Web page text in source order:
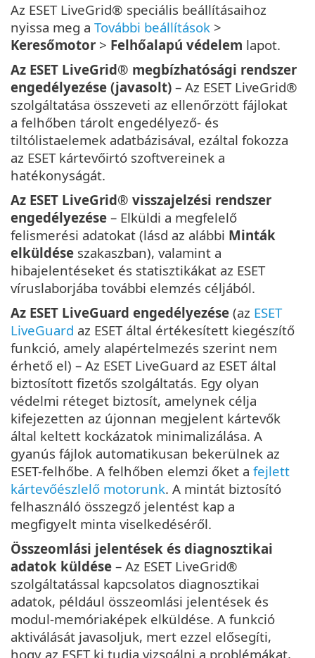
Az ESET LiveGrid® speciális beállításaihoz
nyissa meg a További beállítások >
Keresőmotor > Felhőalapú védelem lapot.
Az ESET LiveGrid® megbízhatósági rendszer
engedélyezése (javasolt) – Az ESET LiveGrid®
szolgáltatása összeveti az ellenőrzött fájlokat
a felhőben tárolt engedélyező- és
tiltólistaelemek adatbázisával, ezáltal fokozza
az ESET kártevőirtó szoftvereinek a
hatékonyságát.
Az ESET LiveGrid® visszajelzési rendszer
engedélyezése – Elküldi a megfelelő
felismerési adatokat (lásd az alábbi Minták
elküldése szakaszban), valamint a
hibajelentéseket és statisztikákat az ESET
víruslaborjába további elemzés céljából.
Az ESET LiveGuard engedélyezése (az ESET
LiveGuard az ESET által értékesített kiegészítő
funkció, amely alapértelmezés szerint nem
érhető el) – Az ESET LiveGuard az ESET által
biztosított fizetős szolgáltatás. Egy olyan
védelmi réteget biztosít, amelynek célja
kifejezetten az újonnan megjelent kártevők
által keltett kockázatok minimalizálása. A
gyanús fájlok automatikusan bekerülnek az
ESET-felhőbe. A felhőben elemzi őket a fejlett
kártevőészlelő motorunk. A mintát biztosító
felhasználó összegző jelentést kap a
megfigyelt minta viselkedéséről.
Összeomlási jelentések és diagnosztikai
adatok küldése – Az ESET LiveGrid®
szolgáltatással kapcsolatos diagnosztikai
adatok, például összeomlási jelentések és
modul-memóriaképek elküldése. A funkció
aktiválását javasoljuk, mert ezzel elősegíti,
hogy az ESET ki tudja vizsgálni a problémákat,